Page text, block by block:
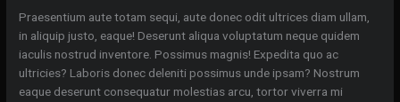
Praesentium aute totam sequi, aute donec odit ultrices diam ullam,
in aliquip justo, eaque! Deserunt aliqua voluptatum neque quidem
iaculis nostrud inventore. Possimus magnis! Expedita quo ac
ultricies? Laboris donec deleniti possimus unde ipsam? Nostrum
eaque deserunt consequatur molestias arcu, tortor viverra mi